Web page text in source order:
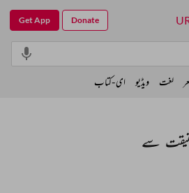
سے
Get App Donate
لغت ویڈیو ای-کتاب